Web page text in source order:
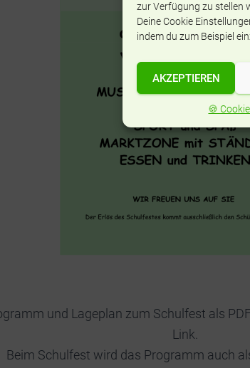
zur Verfügung zu stellen
Deine Cookie
indem du zum Beispiel
AKZEPTIEREN
🍪
und Lageplan zum Schulfest als
Link.
Beim Schulfest wird das Programm auch